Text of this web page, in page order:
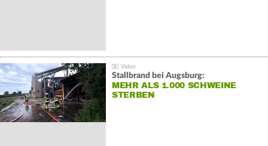
Stallbrand bei Augsburg:
MEHR ALS 1.000 SCHWEINE
STERBEN